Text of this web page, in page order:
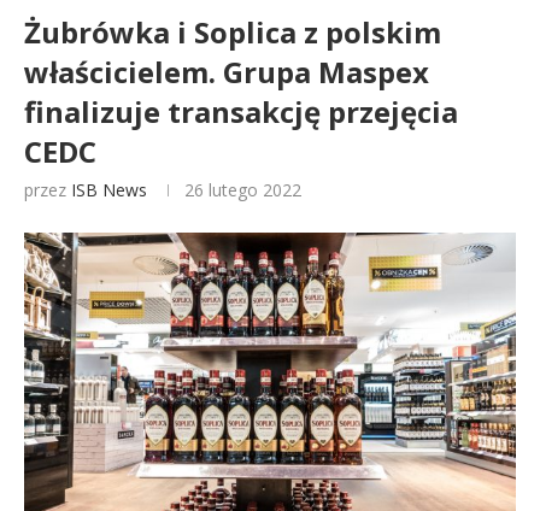
Żubrówka i Soplica z polskim
właścicielem. Grupa Maspex
finalizuje transakcję przejęcia
CEDC
przez ISB News 26 lutego 2022